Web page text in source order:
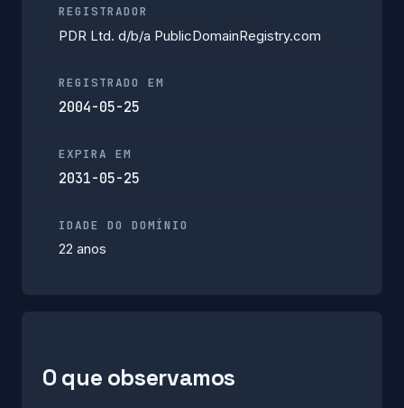
REGISTRADOR
PDR Ltd. d/b/a PublicDomainRegistry.com
REGISTRADO EM
2004-05-25
EXPIRA EM
2031-05-25
IDADE DO DOMÍNIO
22 anos
O que observamos